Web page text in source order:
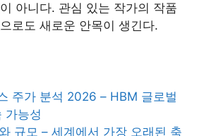
아니다. 관심 있는 작가의 작품
로도 새로운 안목이 생긴다.
주가 분석 2026 – HBM 글로벌
가능성
규모 – 세계에서 가장 오래된 축